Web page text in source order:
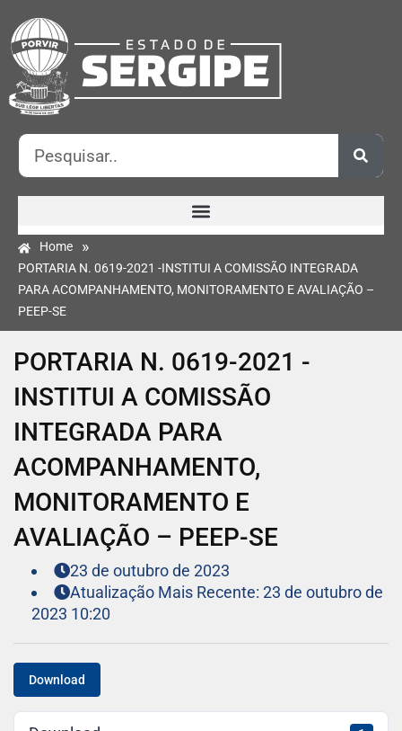
Home »
PORTARIA N. 0619-2021 -INSTITUI A COMISSÃO INTEGRADA
PARA ACOMPANHAMENTO, MONITORAMENTO E AVALIAÇÃO –
PEEP-SE
PORTARIA N. 0619-2021 -
INSTITUI A COMISSÃO
INTEGRADA PARA
ACOMPANHAMENTO,
MONITORAMENTO E
AVALIAÇÃO – PEEP-SE
23 de outubro de 2023
Atualização Mais Recente: 23 de outubro de
2023 10:20
Download